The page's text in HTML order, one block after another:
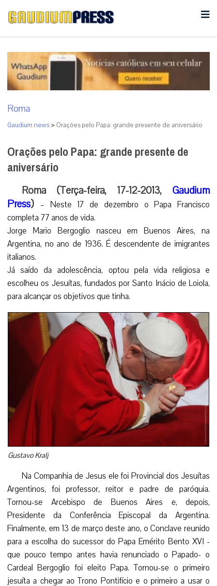
Roma
Gaudium news > Orações pelo Papa: grande presente de aniversário
Orações pelo Papa: grande presente de
aniversário
Roma (Terça-feira, 17-12-2013, Gaudium
Press)
– Neste 17 de dezembro o Papa Francisco
completa 77 anos de vida.
Jorge Mario Bergoglio nasceu em Buenos Aires, na
Argentina, no ano de 1936. É descendente de imigrantes
italianos.
Já saído da adolescência, optou pela vida religiosa e
escolheu os Jesuítas, fundados por Santo Inácio de Loiola,
para alcançar os objetivos que tinha.
Gustavo Kralj
Na Companhia de Jesus ele foi Provincial dos Jesuítas
Argentinos, foi professor, reitor e padre de paróquia.
Tornou-se Arcebispo de Buenos Aires e, depois,
Presidente da Conferência Episcopal da Argentina.
Finalmente, em 13 de março deste ano, o Conclave reunido
para a escolha do sucessor do Papa Emérito Bento XVI -
que pouco tempo antes havia renunciado o Papado- o
Cardeal Bergoglio foi eleito Papa. Tornou-se o primeiro
jesuíta a chegar ao Trono Pontifício e o primeiro a usar o